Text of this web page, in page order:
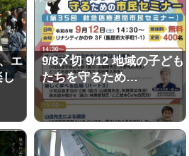
エ
し
9/8〆切 9/12 地域の子ども
たちを守るため…